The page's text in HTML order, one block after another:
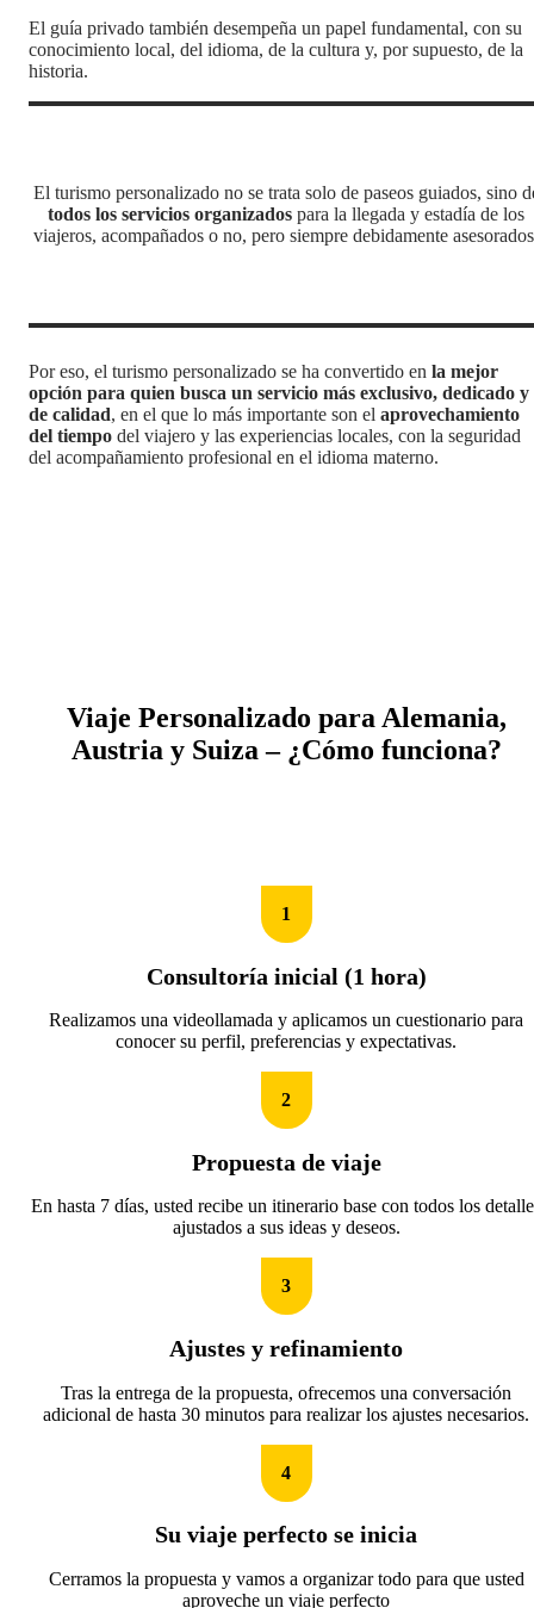
El guía privado también desempeña un papel fundamental, con su
conocimiento local, del idioma, de la cultura y, por supuesto, de la
historia.
El turismo personalizado no se trata solo de paseos guiados, sino
todos los servicios organizados para la llegada y estadía de los
viajeros, acompañados o no, pero siempre debidamente
Por eso, el turismo personalizado se ha convertido en la mejor
opción para quien busca un servicio más exclusivo, dedicado y
de calidad, en el que lo más importante son el aprovechamiento
del tiempo del viajero y las experiencias locales, con la seguridad
del acompañamiento profesional en el idioma materno.
Viaje Personalizado para Alemania,
Austria y Suiza – ¿Cómo funciona?
1
Consultoría inicial (1 hora)
Realizamos una videollamada y aplicamos un cuestionario para
conocer su perfil, preferencias y expectativas.
2
Propuesta de viaje
En hasta 7 días, usted recibe un itinerario base con todos los
ajustados a sus ideas y deseos.
3
Ajustes y refinamiento
Tras la entrega de la propuesta, ofrecemos una conversación
adicional de hasta 30 minutos para realizar los ajustes necesarios.
4
Su viaje perfecto se inicia
Cerramos la propuesta y vamos a organizar todo para que usted
aproveche un viaje perfecto